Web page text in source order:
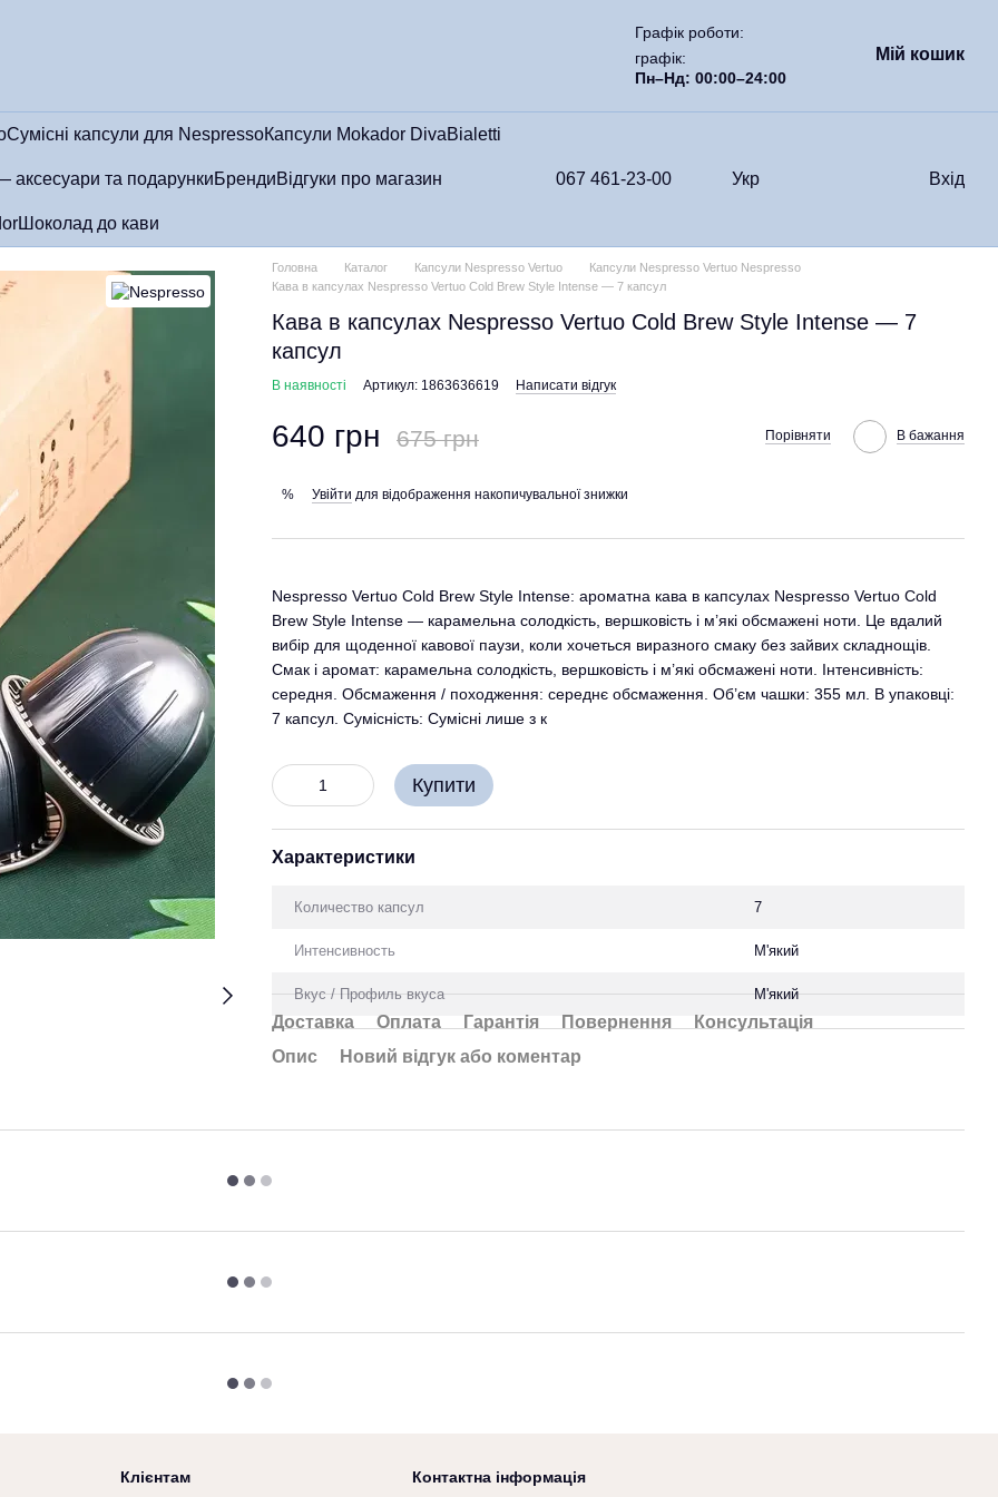
Графік роботи:
графік:
Пн–Нд: 00:00–24:00
Мій кошик
Сумісні капсули для NespressoКапсули Mokador DivaBialetti
аксесуари та подарункиБрендиВідгуки про магазин
Шоколад до кави
067 461-23-00 Укр Вхід
Головна Каталог Капсули Nespresso Vertuo
Капсули Nespresso Vertuo Nespresso
Кава в капсулах Nespresso Vertuo Cold Brew Style Intense — 7 капсул
Кава в капсулах Nespresso Vertuo Cold Brew Style Intense — 7
капсул
В наявності Артикул: 1863636619 Написати відгук
640 грн 675 грн Порівняти В бажання
% Увійти для відображення накопичувальної знижки
Nespresso Vertuo Cold Brew Style Intense: ароматна кава в капсулах Nespresso Vertuo Cold
Brew Style Intense — карамельна солодкість, вершковість і м’які обсмажені ноти. Це вдалий
вибір для щоденної кавової паузи, коли хочеться виразного смаку без зайвих складнощів.
Смак і аромат: карамельна солодкість, вершковість і м’які обсмажені ноти. Інтенсивність:
середня. Обсмаження / походження: середнє обсмаження. Об’єм чашки: 355 мл. В упаковці:
7 капсул. Сумісність: Сумісні лише з к
Купити
Характеристики
Количество капсул 7
Интенсивность М'який
Вкус / Профиль вкуса М'який
Доставка Оплата Гарантія Повернення
Консультація
Опис
Новий відгук або коментар
Клієнтам Контактна інформація